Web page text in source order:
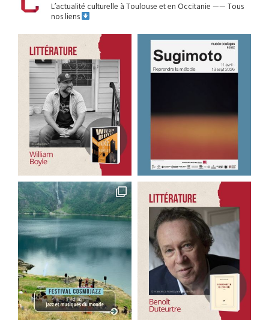
L’actualité culturelle à Toulouse et en Occitanie——Tous
nos liens